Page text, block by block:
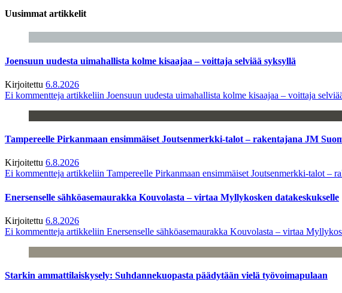
Uusimmat artikkelit
Joensuun uudesta uimahallista kolme kisaajaa – voittaja selviää syksyllä
Kirjoitettu 6.8.2026
Ei kommentteja artikkeliin Joensuun uudesta uimahallista kolme kisaajaa – voittaja
Tampereelle Pirkanmaan ensimmäiset Joutsenmerkki-talot – rakentajana JM
Kirjoitettu 6.8.2026
Ei kommentteja artikkeliin Tampereelle Pirkanmaan ensimmäiset Joutsenmerkki-talot –
Enersenselle sähköasemaurakka Kouvolasta – virtaa Myllykosken datakeskukselle
Kirjoitettu 6.8.2026
Ei kommentteja artikkeliin Enersenselle sähköasemaurakka Kouvolasta – virtaa
Starkin ammattilaiskysely: Suhdannekuopasta päädytään vielä työvoimapulaan